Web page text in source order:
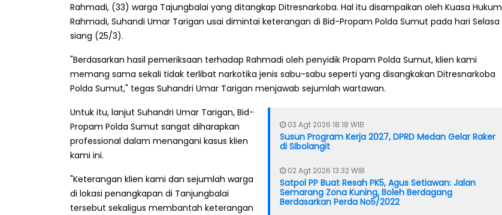
Rahmadi, (33) warga Tajungbalai yang ditangkap Ditresnarkoba. Hal itu disampaikan oleh Kuasa Hukum
Rahmadi, Suhandi Umar Tarigan usai dimintai keterangan di Bid-Propam Polda Sumut pada hari Selasa
siang (25/3).
"Berdasarkan hasil pemeriksaan terhadap Rahmadi oleh penyidik Propam Polda Sumut, klien kami
memang sama sekali tidak terlibat narkotika jenis sabu-sabu seperti yang disangkakan Ditresnarkoba
Polda Sumut," tegas Suhandri Umar Tarigan menjawab sejumlah wartawan.
03 Agt 2026 18:18 WIB
Susun Program Kerja 2027, DPRD Medan Gelar Raker
di Sibolangit
02 Agt 2026 13:32 WIB
Satpol PP Buat Resah PK5, Agus Setiawan: Jalan
Semarang Zona Kuning, Boleh Berdagang
Berdasarkan Perda No5/2022
Untuk itu, lanjut Suhandri Umar Tarigan, Bid-
Propam Polda Sumut sangat diharapkan
professional dalam menangani kasus klien
kami ini.
"Keterangan klien kami dan sejumlah warga
di lokasi penangkapan di Tanjungbalai
tersebut sekaligus membantah keterangan